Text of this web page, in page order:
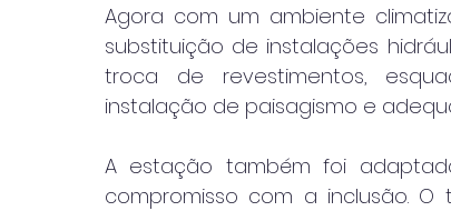
Agora com um ambiente
substituição de instalações
troca de revestimentos,
instalação de paisagismo e
A estação também foi
compromisso com a inclusão.